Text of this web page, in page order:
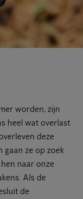
worden, zijn
heel wat overlast
deze
gaan ze op zoek
naar onze
Als de
de